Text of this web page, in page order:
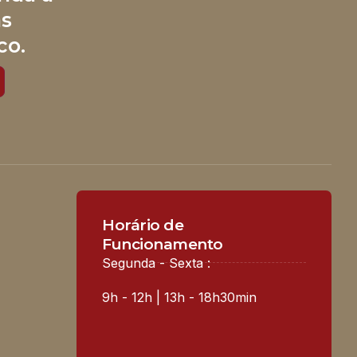
Horário de
Funcionamento
Segunda - Sexta :
9h - 12h | 13h - 18h30min